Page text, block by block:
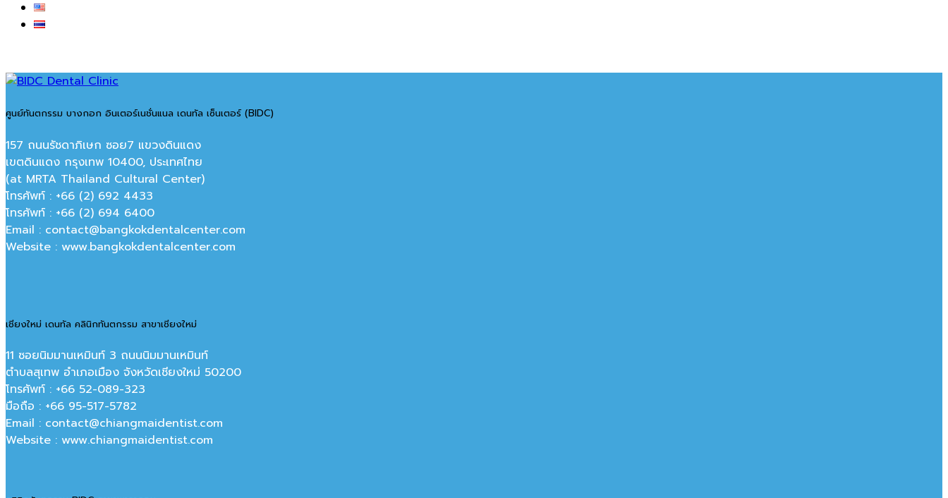
ศูนย์ทันตกรรม บางกอก อินเตอร์เนชั่นแนล เดนทัล เซ็นเตอร์ (BIDC)
157 ถนนรัชดาภิเษก ซอย7 แขวงดินแดง
เขตดินแดง กรุงเทพ 10400, ประเทศไทย
(at MRTA Thailand Cultural Center)
โทรศัพท์ : +66 (2) 692 4433
โทรศัพท์ : +66 (2) 694 6400
Email : contact@bangkokdentalcenter.com
Website : www.bangkokdentalcenter.com
เชียงใหม่ เดนทัล คลินิกทันตกรรม สาขาเชียงใหม่
11 ซอยนิมมานเหมินท์ 3 ถนนนิมมานเหมินท์
ตำบลสุเทพ อำเภอเมือง จังหวัดเชียงใหม่ 50200
โทรศัพท์ : +66 52-089-323
มือถือ : +66 95-517-5782
Email : contact@chiangmaidentist.com
Website : www.chiangmaidentist.com